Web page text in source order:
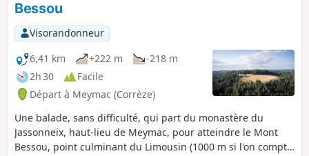
Bessou
Visorandonneur
6,41 km
+222 m
-218 m
2h 30
Facile
Départ à Meymac (Corrèze)
Une balade, sans difficulté, qui part du monastère du
Jassonneix, haut-lieu de Meymac, pour atteindre le Mont
Bessou, point culminant du Limousin (1000 m si l'on compte